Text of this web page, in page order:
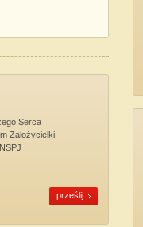
Serca
Założycielki
prześlij